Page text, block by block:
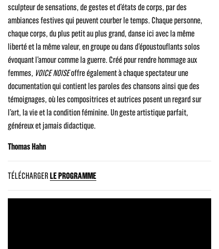
sculpteur de sensations, de gestes et d’états de corps, par des
ambiances festives qui peuvent courber le temps. Chaque personne,
chaque corps, du plus petit au plus grand, danse ici avec la même
liberté et la même valeur, en groupe ou dans d’époustouflants solos
évoquant l’amour comme la guerre. Créé pour rendre hommage aux
femmes, VOICE NOISEoffre également à chaque spectateur une
documentation qui contient les paroles des chansons ainsi que des
témoignages, où les compositrices et autrices posent un regard sur
l’art, la vie et la condition féminine. Un geste artistique parfait,
généreux et jamais didactique.
Thomas Hahn
TÉLÉCHARGERLE PROGRAMME